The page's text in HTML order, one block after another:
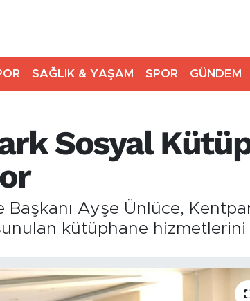
SAĞLIK & YAŞAM SPOR GÜNDEM
Sosyal
Başkanı Ayşe Ünlüce,
kütüphane hizmetlerini